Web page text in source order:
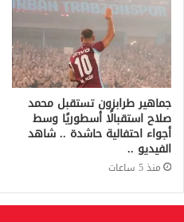
جماهير طرابزون تستقبل محمد
صلاح استقبالًا أسطوريًا وسط
أجواء احتفالية حاشدة .. شاهد
الفيديو ..
منذ 5 ساعات